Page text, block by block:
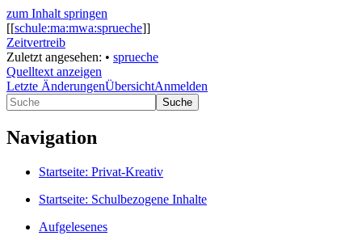
zum Inhalt springen
[[schule:ma:mwa:sprueche]]
Zeitvertreib
Zuletzt angesehen: • sprueche
Quelltext anzeigen
Letzte ÄnderungenÜbersichtAnmelden
Suche
Navigation
Startseite: Privat-Kreativ
Startseite: Schulbezogene Inhalte
Aufgelesenes